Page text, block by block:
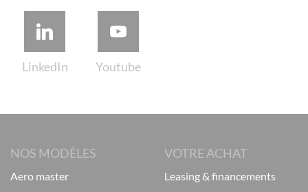
NOS MODÈLES
aero master
VOTRE ACHAT
leasing & financements